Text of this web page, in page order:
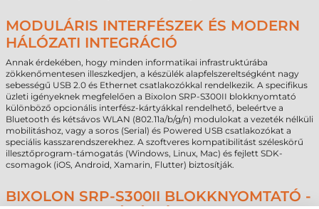
MODULÁRIS INTERFÉSZEK ÉS MODERN
HÁLÓZATI INTEGRÁCIÓ
Annak érdekében, hogy minden informatikai infrastruktúrába
zökkenőmentesen illeszkedjen, a készülék alapfelszereltségként nagy
sebességű USB 2.0 és Ethernet csatlakozókkal rendelkezik. A specifikus
üzleti igényeknek megfelelően a Bixolon SRP-S300II blokknyomtató
különböző opcionális interfész-kártyákkal rendelhető, beleértve a
Bluetooth és kétsávos WLAN (802.11a/b/g/n) modulokat a vezeték nélküli
mobilitáshoz, vagy a soros (Serial) és Powered USB csatlakozókat a
speciális kasszarendszerekhez. A szoftveres kompatibilitást széleskörű
illesztőprogram-támogatás (Windows, Linux, Mac) és fejlett SDK-
csomagok (iOS, Android, Xamarin, Flutter) biztosítják.
BIXOLON SRP-S300II BLOKKNYOMTATÓ -